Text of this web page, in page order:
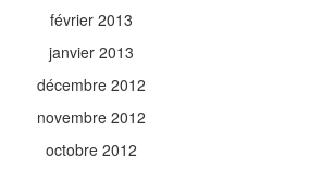
février 2013
janvier 2013
décembre 2012
novembre 2012
octobre 2012